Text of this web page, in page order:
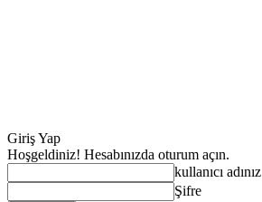
Giriş Yap
Hoşgeldiniz! Hesabınızda oturum açın.
kullanıcı adınız
Şifre